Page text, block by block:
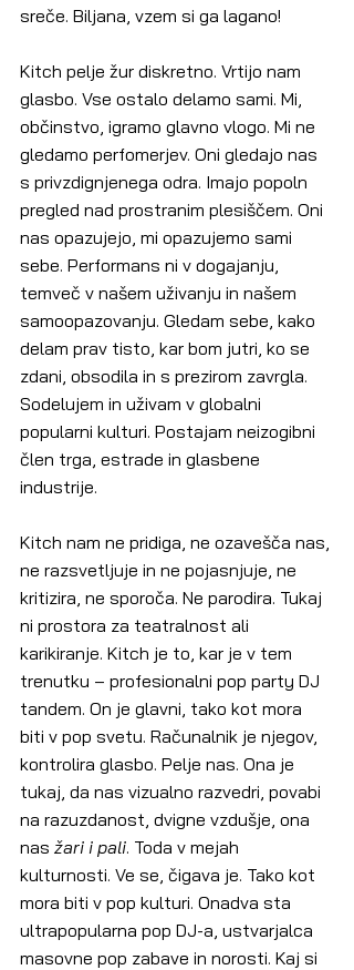
sreče. Biljana, vzem si ga lagano!
Kitch pelje žur diskretno. Vrtijo nam
glasbo. Vse ostalo delamo sami. Mi,
občinstvo, igramo glavno vlogo. Mi ne
gledamo perfomerjev. Oni gledajo nas
s privzdignjenega odra. Imajo popoln
pregled nad prostranim plesiščem. Oni
nas opazujejo, mi opazujemo sami
sebe. Performans ni v dogajanju,
temveč v našem uživanju in našem
samoopazovanju. Gledam sebe, kako
delam prav tisto, kar bom jutri, ko se
zdani, obsodila in s prezirom zavrgla.
Sodelujem in uživam v globalni
popularni kulturi. Postajam neizogibni
člen trga, estrade in glasbene
industrije.
Kitch nam ne pridiga, ne ozavešča nas,
ne razsvetljuje in ne pojasnjuje, ne
kritizira, ne sporoča. Ne parodira. Tukaj
ni prostora za teatralnost ali
karikiranje. Kitch je to, kar je v tem
trenutku – profesionalni pop party DJ
tandem. On je glavni, tako kot mora
biti v pop svetu. Računalnik je njegov,
kontrolira glasbo. Pelje nas. Ona je
tukaj, da nas vizualno razvedri, povabi
na razuzdanost, dvigne vzdušje, ona
nas žari i pali. Toda v mejah
kulturnosti. Ve se, čigava je. Tako kot
mora biti v pop kulturi. Onadva sta
ultrapopularna pop DJ-a, ustvarjalca
masovne pop zabave in norosti. Kaj si